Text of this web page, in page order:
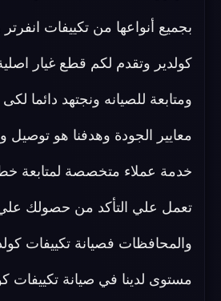
بجميع أنواعها من تكييفات
ومتابعة للصيانه ونجتهد دائما
معايير الجودة وهدفنا هو توصيل
خدمة عملاء متخصصة لمتابعة خط
تعمل علي التأكد من حصولك
والمحافظات فصيانة تكييفات